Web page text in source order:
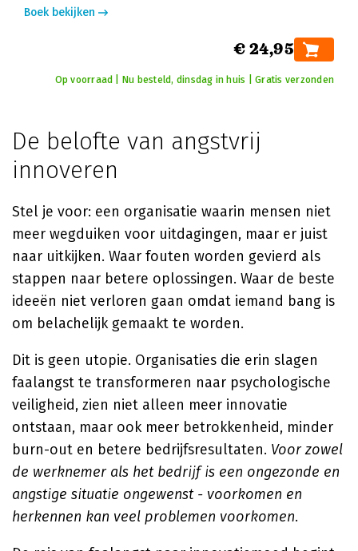
Boek bekijken
€ 24,95
Op voorraad | Nu besteld, dinsdag in huis | Gratis verzonden
De belofte van angstvrij
innoveren
Stel je voor: een organisatie waarin mensen niet
meer wegduiken voor uitdagingen, maar er juist
naar uitkijken. Waar fouten worden gevierd als
stappen naar betere oplossingen. Waar de beste
ideeën niet verloren gaan omdat iemand bang is
om belachelijk gemaakt te worden.
Dit is geen utopie. Organisaties die erin slagen
faalangst te transformeren naar psychologische
veiligheid, zien niet alleen meer innovatie
ontstaan, maar ook meer betrokkenheid, minder
burn-out en betere bedrijfsresultaten. Voor zowel
de werknemer als het bedrijf is een ongezonde en
angstige situatie ongewenst - voorkomen en
herkennen kan veel problemen voorkomen.